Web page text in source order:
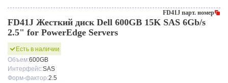
FD41J парт. номер
FD41J Жесткий диск Dell 600GB 15K SAS 6Gb/s
2.5" for PowerEdge Servers
Есть в наличии
Объем:600GB
Интерфейс:SAS
Форм-фактор:2.5